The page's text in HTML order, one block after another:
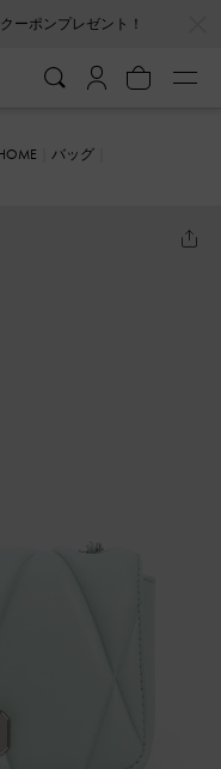
クーポンプレゼント！
バッグ